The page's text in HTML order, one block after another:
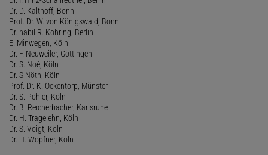
Dr. D. Kalthoff, Bonn
Prof. Dr. W. von Königswald, Bonn
Dr. habil R. Kohring, Berlin
E. Minwegen, Köln
Dr. F. Neuweiler, Göttingen
Dr. S. Noé, Köln
Dr. S Nöth, Köln
Prof. Dr. K. Oekentorp, Münster
Dr. S. Pohler, Köln
Dr. B. Reicherbacher, Karlsruhe
Dr. H. Tragelehn, Köln
Dr. S. Voigt, Köln
Dr. H. Wopfner, Köln